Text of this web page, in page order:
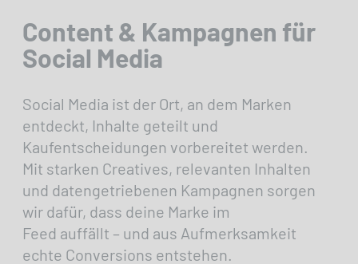
Content & Kampagnen für
Social Media
Social Media ist der Ort, an dem Marken
entdeckt, Inhalte geteilt und
Kaufentscheidungen vorbereitet werden.
Mit starken Creatives, relevanten Inhalten
und daten­getriebenen Kampagnen sorgen
wir dafür, dass deine Marke im
Feed auffällt – und aus Aufmerksamkeit
echte Conversions entstehen.